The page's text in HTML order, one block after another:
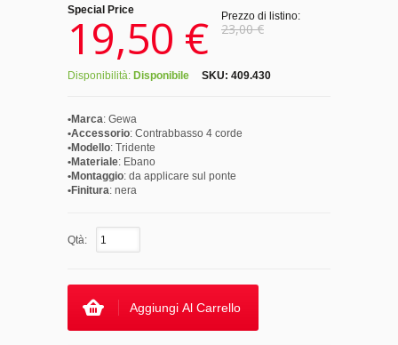
Prezzo di listino:
23,00 €
Special Price
19,50 €
Disponibilità: Disponibile SKU: 409.430
•Marca: Gewa
•Accessorio: Contrabbasso 4 corde
•Modello: Tridente
•Materiale: Ebano
•Montaggio: da applicare sul ponte
•Finitura: nera
Qtà:
Aggiungi Al Carrello